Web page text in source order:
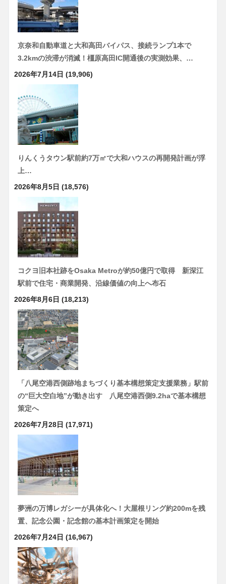
京奈和自動車道と大和高田バイパス、接続ランプ1本で
3.2kmの渋滞が消滅！橿原高田IC開通後の実測効果、…
2026年7月14日 (19,906)
りんくうタウン駅前約7万㎡で大和ハウスの再開発計画が浮
上…
2026年8月5日 (18,576)
コクヨ旧本社跡をOsaka Metroが約50億円で取得 新深江
駅前で住宅・商業開発、沿線価値の向上へ布石
2026年8月6日 (18,213)
「八尾空港西側跡地まちづくり基本構想策定支援業務」駅前
の“巨大空白地”が動き出す 八尾空港西側9.2haで基本構想
策定へ
2026年7月28日 (17,971)
夢洲の万博レガシーが具体化へ！大屋根リング約200mを残
置、記念公園・記念館の基本計画策定を開始
2026年7月24日 (16,967)